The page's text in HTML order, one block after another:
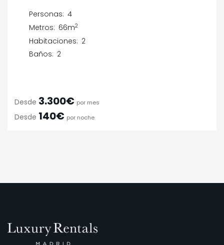
Personas: 4
Metros: 66m2
Habitaciones: 2
Baños: 2
Desde 3.300€ por mes
Desde 140€ por noche